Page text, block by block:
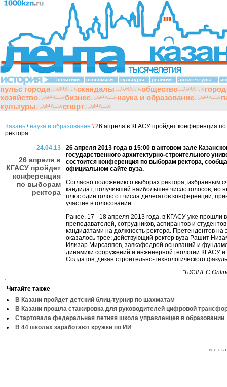
политики экономики культуры религии архитектуры
пульс города скандалы общество
хозяйство
бизнес наука и образование
культуры
спорт
Казань \ наука и образование \26 апреля в КГАСУ пройдет конференция
ректора
24.04.13
26 апреля в
КГАСУ пройдет
конференция
по выборам
ректора
26 апреля 2013 года в 15:00 в актовом зале
государственного архитектурно-строительного
состоится конференция по выборам ректора,
официальном сайте вуза.
Согласно положению о выборах ректора, избранным
кандидат, получивший наибольшее число голосов, но
плюс один голос от числа делегатов конференции,
участие в голосовании.
Ранее, 17 - 18 апреля 2013 года, в КГАСУ уже прошли
преподавателей, сотрудников, аспирантов и
кандидатами на должность ректора. Претендентов на
оказалось трое: действующий ректор вуза Рашит
Илизар Мирсаяпов, завкафедрой оснований и
динамики сооружений и инженерной геологии КГАСУ
Солдатов, декан строительно-технологического
"БИЗНЕС
Читайте также
В Казани пройдет детский блиц-турнир по шахматам
В Казани прошла стажировка для руководителей цифровой
Стартовала федеральная летняя школа управленцев в образовании
В 44 школах заработают кружки по ИИ
все